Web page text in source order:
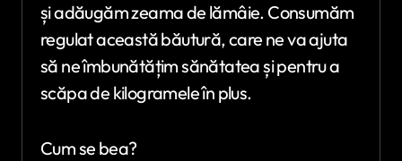
și adăugăm zeama de lămâie. Consumăm
regulat această băutură, care ne va ajuta
să ne îmbunătățim sănătatea și pentru a
scăpa de kilogramele în plus.
Cum se bea?